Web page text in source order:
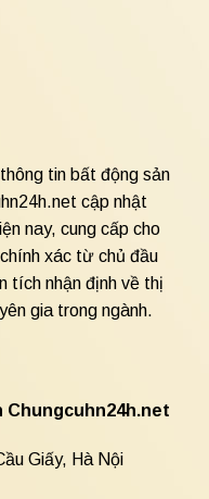
tin bất động sản
cập nhật
nay, cung cấp cho
xác từ chủ đầu
tích nhận định về thị
gia trong ngành.
Chungcuhn24h.net
Giấy, Hà Nội